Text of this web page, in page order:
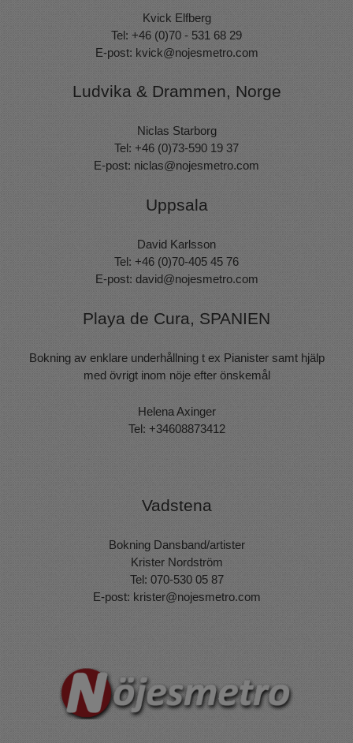
Kvick Elfberg
Tel: +46 (0)70 - 531 68 29
E-post: kvick@nojesmetro.com
Ludvika & Drammen, Norge
Niclas Starborg
Tel: +46 (0)73-590 19 37
E-post: niclas@nojesmetro.com
Uppsala
David Karlsson
Tel: +46 (0)70-405 45 76
E-post: david@nojesmetro.com
Playa de Cura, SPANIEN
Bokning av enklare underhållning t ex Pianister samt hjälp
med övrigt inom nöje efter önskemål
Helena Axinger
Tel: +34608873412
Vadstena
Bokning Dansband/artister
Krister Nordström
Tel: 070-530 05 87
E-post: krister@nojesmetro.com